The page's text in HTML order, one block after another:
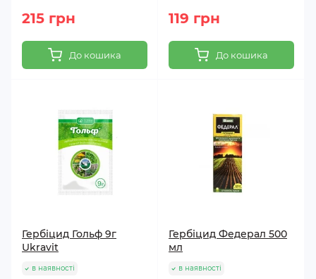
215 грн
До кошика
119 грн
До кошика
Гербіцид Гольф 9г
Ukravit
в наявності
Гербіцид Федерал 500
мл
в наявності